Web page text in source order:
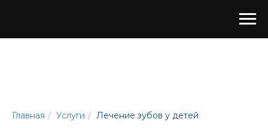
Главная / Услуги / Лечение зубов у детей